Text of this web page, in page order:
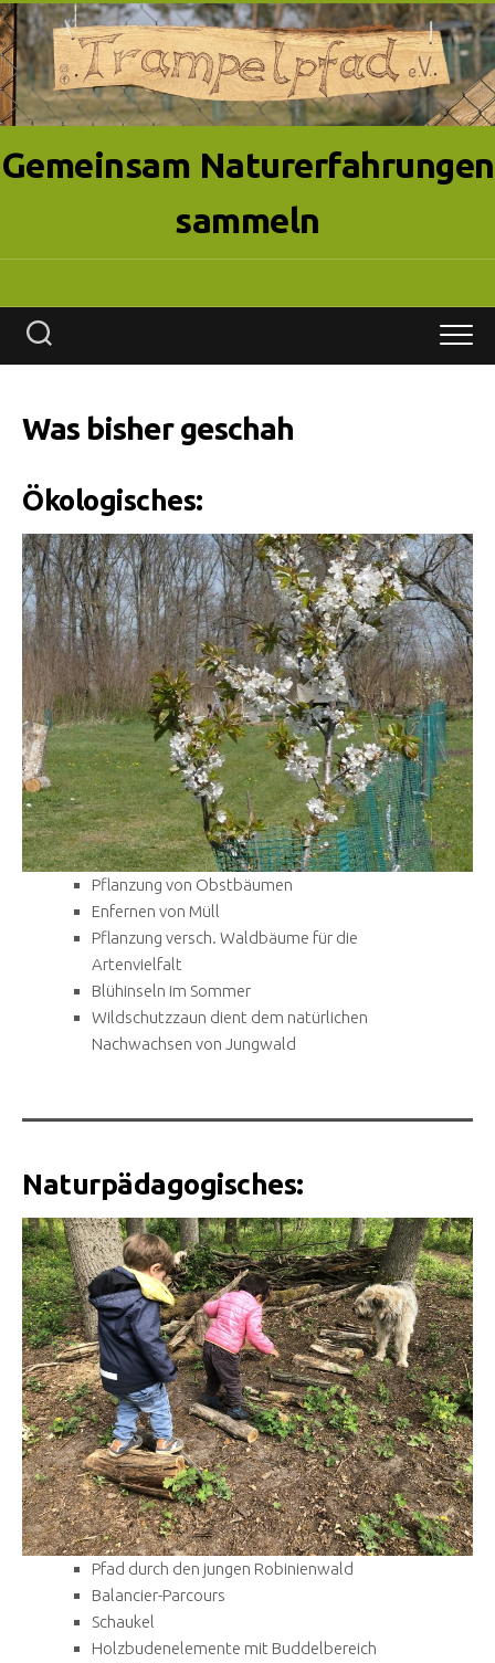
Skip
to
content
Gemeinsam Naturerfahrungen
sammeln
Was bisher geschah
Ökologisches:
Pflanzung von Obstbäumen
Enfernen von Müll
Pflanzung versch. Waldbäume für die
Artenvielfalt
Blühinseln im Sommer
Wildschutzzaun dient dem natürlichen
Nachwachsen von Jungwald
Naturpädagogisches:
Pfad durch den jungen Robinienwald
Balancier-Parcours
Schaukel
Holzbudenelemente mit Buddelbereich